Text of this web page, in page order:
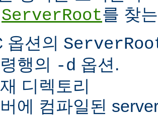
ServerRoot를 찾
옵션의
행의 -d 옵션.
디렉토리
에 컴파일된